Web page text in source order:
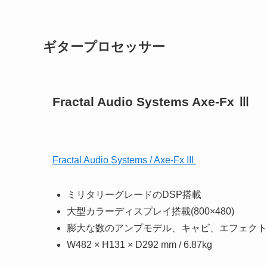
ギタープロセッサー
Fractal Audio Systems Axe-Fx Ⅲ
Fractal Audio Systems / Axe-Fx III
ミリタリーグレードのDSP搭載
大型カラーディスプレイ搭載(800×480)
膨大な数のアンプモデル、キャビ、エフェクト
W482 × H131 × D292 mm / 6.87kg